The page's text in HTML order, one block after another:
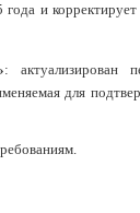
и
: актуализирован
для